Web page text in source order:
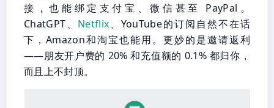
接，也能绑定支付宝、微信甚至 PayPal。
ChatGPT、 Netflix、YouTube的订阅自然不在话
下，Amazon和淘宝也能用。更妙的是邀请返利
——朋友开户费的 20% 和充值额的 0.1% 都归你，
而且上不封顶。